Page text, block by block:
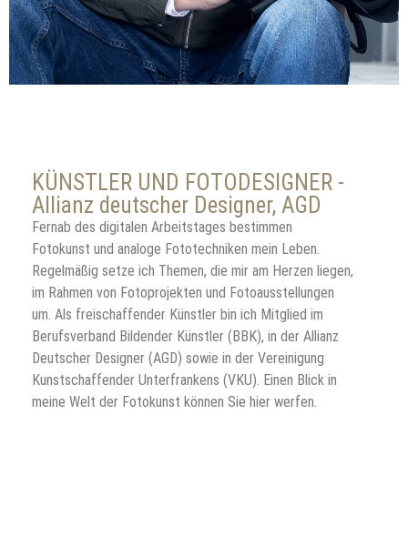
KÜNSTLER UND FOTODESIGNER -
Allianz deutscher Designer, AGD
Fernab des digitalen Arbeitstages bestimmen
Fotokunst und analoge Fototechniken mein Leben.
Regelmäßig setze ich Themen, die mir am Herzen liegen,
im Rahmen von Fotoprojekten und Fotoausstellungen
um. Als freischaffender Künstler bin ich Mitglied im
Berufsverband Bildender Künstler (BBK), in der Allianz
Deutscher Designer (AGD) sowie in der Vereinigung
Kunstschaffender Unterfrankens (VKU). Einen Blick in
meine Welt der Fotokunst können Sie hier werfen.